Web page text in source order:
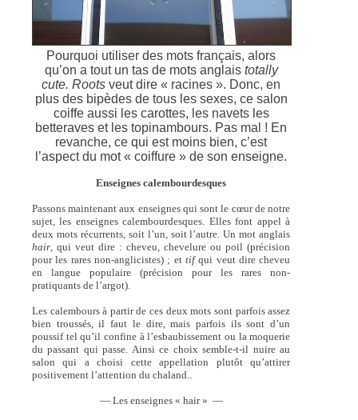
Pourquoi utiliser des mots français, alors
qu’on a tout un tas de mots anglais totally
cute. Roots veut dire « racines ». Donc, en
plus des bipèdes de tous les sexes, ce salon
coiffe aussi les carottes, les navets les
betteraves et les topinambours. Pas mal ! En
revanche, ce qui est moins bien, c’est
l’aspect du mot « coiffure » de son enseigne.
Enseignes calembourdesques
Passons maintenant aux enseignes qui sont le cœur de notre
sujet, les enseignes calembourdesques. Elles font appel à
deux mots récurrents, soit l’un, soit l’autre. Un mot anglais
hair, qui veut dire : cheveu, chevelure ou poil (précision
pour les rares non-anglicistes) ; et tifqui veut dire cheveu
en langue populaire (précision pour les rares non-
pratiquants de l’argot).
Les calembours à partir de ces deux mots sont parfois assez
bien troussés, il faut le dire, mais parfois ils sont d’un
poussif tel qu’il confine à l’esbaubissement ou la moquerie
du passant qui passe. Ainsi ce choix semble-t-il nuire au
salon qui a choisi cette appellation plutôt qu’attirer
positivement l’attention du chaland..
— Les enseignes « hair » —